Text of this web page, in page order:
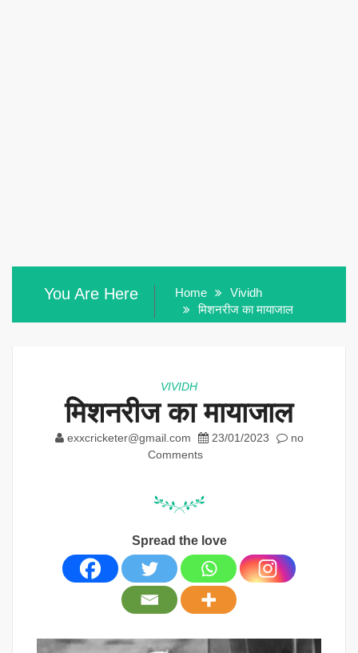
You Are Here Home
Vividh
मिशनरीज का मायाजाल
VIVIDH
मिशनरीज का मायाजाल
exxcricketer@gmail.com 23/01/2023
no
Comments
Spread the love